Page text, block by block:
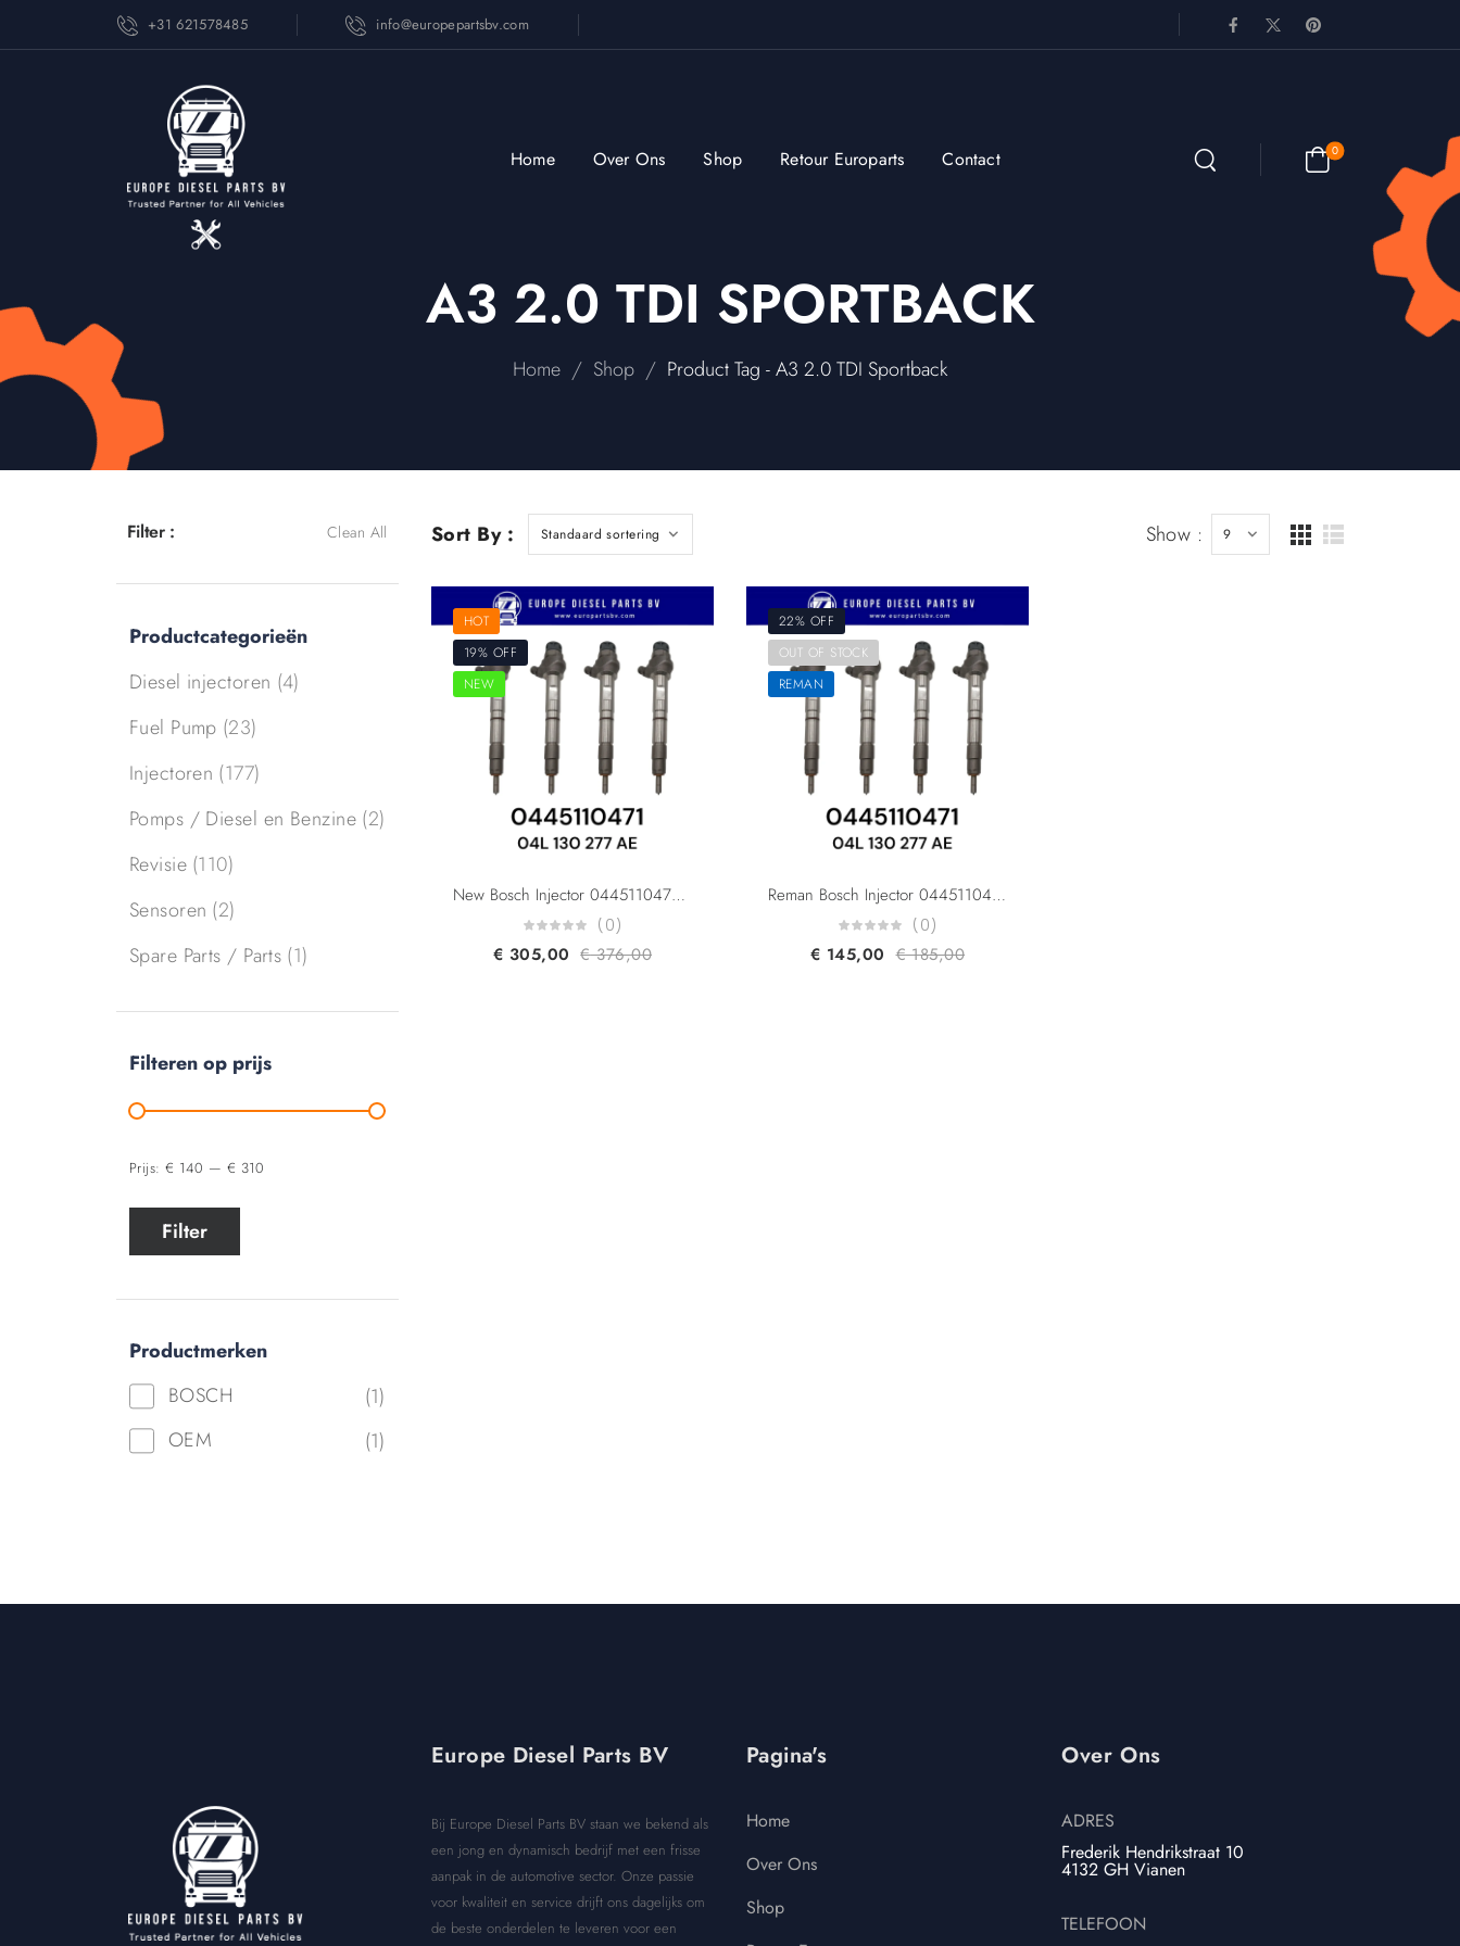
+31 621578485 info@europepartsbv.com
Home Over Ons Shop Retour Europarts Contact 0
A3 2.0 TDI SPORTBACK
Home / Shop / Product Tag - A3 2.0 TDI Sportback
Filter : Clean All
Productcategorieën
Diesel injectoren (4)
Fuel Pump (23)
Injectoren (177)
Pomps / Diesel en Benzine (2)
Revisie (110)
Sensoren (2)
Spare Parts / Parts (1)
Filteren op prijs
Filter
Prijs: € 140 — € 310
Productmerken
BOSCH
(1)
OEM
(1)
Sort By : Show :
HOT
19% OFF
NEW
New Bosch Injector 0445110471 0445110470 04L130277AE 04L130277K 04L130277C For Audi A3/A4/A5/A6/Q3/Q5 Seat Skoda VW 2.0L Common Rail Fuel Diesel Injector
(0)
€ 305,00 €376,00
22% OFF
OUT OF STOCK
REMAN
Reman Bosch Injector 0445110471 0445110470 04L130277AE 04L130277K 04L130277C For Audi A3/A4/A5/A6/Q3/Q5 Seat Skoda VW 2.0L
(0)
€ 145,00 €185,00
Europe Diesel Parts BV
Bij Europe Diesel Parts BV staan we bekend als
een jong en dynamisch bedrijf met een frisse
aanpak in de automotive sector. Onze passie
voor kwaliteit en service drijft ons dagelijks om
de beste onderdelen te leveren voor een
Pagina's
Home
Over Ons
Shop
Over Ons
ADRES
Frederik Hendrikstraat 10
4132 GH Vianen
TELEFOON